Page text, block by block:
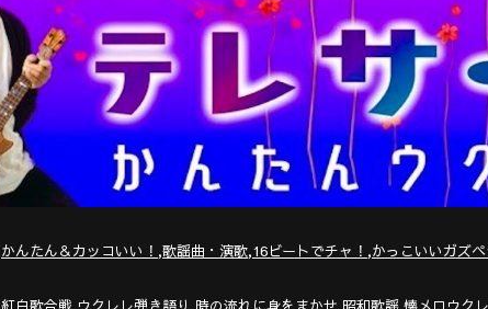
かんたん＆カッコいい！ ,歌謡曲・演歌,16ビートでチャ！ ,かっこいいガズ